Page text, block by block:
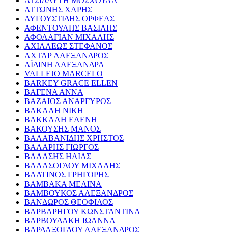
ΑΤΤΩΝΗΣ ΧΑΡΗΣ
ΑΥΓΟΥΣΤΙΔΗΣ ΟΡΦΕΑΣ
ΑΦΕΝΤΟΥΛΗΣ ΒΑΣΙΛΗΣ
ΑΦΟΛΑΓΙΑΝ ΜΙΧΑΛΗΣ
ΑΧΙΛΛΕΩΣ ΣΤΕΦΑΝΟΣ
ΑΧΤΑΡ ΑΛΕΞΑΝΔΡΟΣ
ΑΪΔΙΝΗ ΑΛΕΞΑΝΔΡΑ
VALLEJO MARCELO
BARKEY GRACE ELLEN
ΒΑΓΕΝΑ ΑΝΝΑ
ΒΑΖΑΙΟΣ ΑΝΑΡΓΥΡΟΣ
ΒΑΚΑΛΗ ΝΙΚΗ
ΒΑΚΚΑΛΗ ΕΛΕΝΗ
ΒΑΚΟΥΣΗΣ ΜΑΝΟΣ
ΒΑΛΑΒΑΝΙΔΗΣ ΧΡΗΣΤΟΣ
ΒΑΛΑΡΗΣ ΓΙΩΡΓΟΣ
ΒΑΛΑΣΗΣ ΗΛΙΑΣ
ΒΑΛΑΣΟΓΛΟΥ ΜΙΧΑΛΗΣ
ΒΑΛΤΙΝΟΣ ΓΡΗΓΟΡΗΣ
ΒΑΜΒΑΚΑ ΜΕΛΙΝΑ
ΒΑΜΒΟΥΚΟΣ ΑΛΕΞΑΝΔΡΟΣ
ΒΑΝΔΩΡΟΣ ΘΕΟΦΙΛΟΣ
ΒΑΡΒΑΡΗΓΟΥ ΚΩΝΣΤΑΝΤΙΝΑ
ΒΑΡΒΟΥΔΑΚΗ ΙΩΑΝΝΑ
ΒΑΡΔΑΞΟΓΛΟΥ ΑΛΕΞΑΝΔΡΟΣ